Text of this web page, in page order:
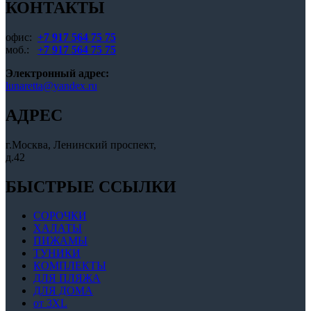
товара.
КОНТАКТЫ
офис: +7 917 564 75 75
моб.: +7 917 564 75 75
Электронный адрес:
lunaretta@yandex.ru
АДРЕС
г.Москва, Ленинский проспект,
д.42
БЫСТРЫЕ ССЫЛКИ
СОРОЧКИ
ХАЛАТЫ
ПИЖАМЫ
ТУНИКИ
КОМПЛЕКТЫ
ДЛЯ ПЛЯЖА
ДЛЯ ДОМА
от 3XL